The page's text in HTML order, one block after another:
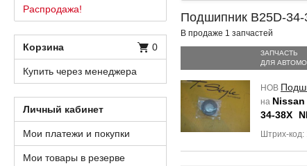
Подшипник B25D-34-
В продаже 1 запчастей
ЗАПЧАСТЬ
ДЛЯ
НОВ
на
34-38X
Штрих-код:
Распродажа!
Корзина 0
Купить через менеджера
Личный кабинет
Мои платежи и покупки
Мои товары в резерве